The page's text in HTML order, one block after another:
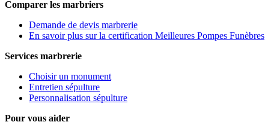
Comparer les marbriers
Demande de devis marbrerie
En savoir plus sur la certification Meilleures Pompes Funèbres
Services marbrerie
Choisir un monument
Entretien sépulture
Personnalisation sépulture
Pour vous aider